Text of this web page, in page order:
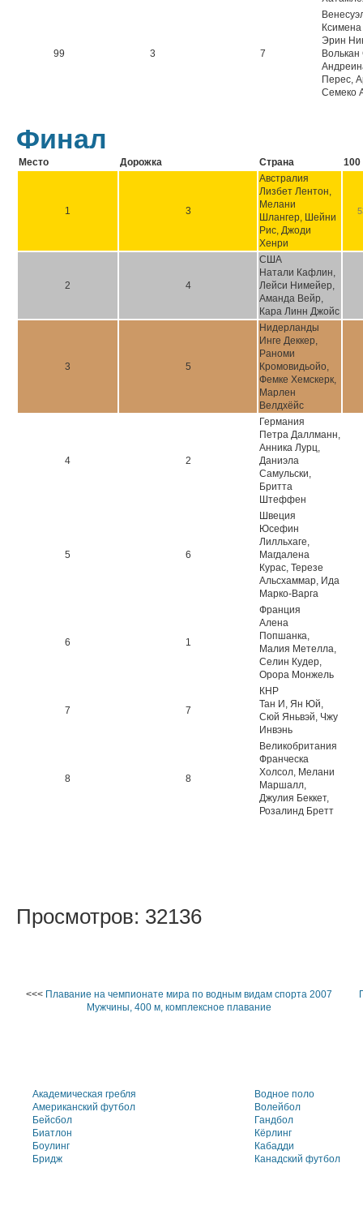
99 3 7
Эрин
Перес,
Семеко
Финал
Место Дорожка Страна
1 3
Австралия
Лизбет Лентон,
Мелани
Шлангер, Шейни
Рис, Джоди
Хенри
2 4
США
Натали Кафлин,
Лейси Нимейер,
Аманда Вейр,
Кара Линн Джойс
3 5
Нидерланды
Инге Деккер,
Раноми
Кромовидьойо,
Фемке Хемскерк,
Марлен
Велдхёйс
4 2
Германия
Петра Даллманн,
Анника Лурц,
Даниэла
Самульски,
Бритта
Штеффен
5 6
Швеция
Юсефин
Лилльхаге,
Магдалена
Курас, Терезе
Альсхаммар, Ида
Марко-Варга
6 1
Франция
Алена
Попшанка,
Малия Метелла,
Селин Кудер,
Орора Монжель
7 7
КНР
Тан И, Ян Юй,
Сюй Яньвэй, Чжу
Инвэнь
8 8
Великобритания
Франческа
Холсол, Мелани
Маршалл,
Джулия Беккет,
Розалинд Бретт
Просмотров: 32136
<<< Плавание на чемпионате мира по водным видам спорта 2007
Мужчины, 400 м, комплексное плавание
Академическая гребля
Американский футбол
Бейсбол
Биатлон
Боулинг
Бридж
Водное поло
Волейбол
Гандбол
Кёрлинг
Кабадди
Канадский футбол